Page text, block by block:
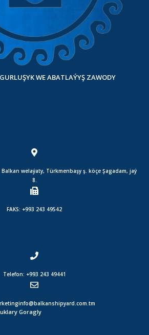
WE ABATLAÝYŞ ZAWODY
welaýaty, Türkmenbaşy ş. köçe Şagadam, jaý
8.
FAKS: +993 243 49542
Telefon: +993 243 49441
Goragly